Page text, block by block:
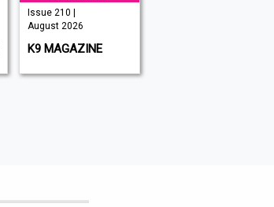
Issue 210 |
August 2026
K9 MAGAZINE